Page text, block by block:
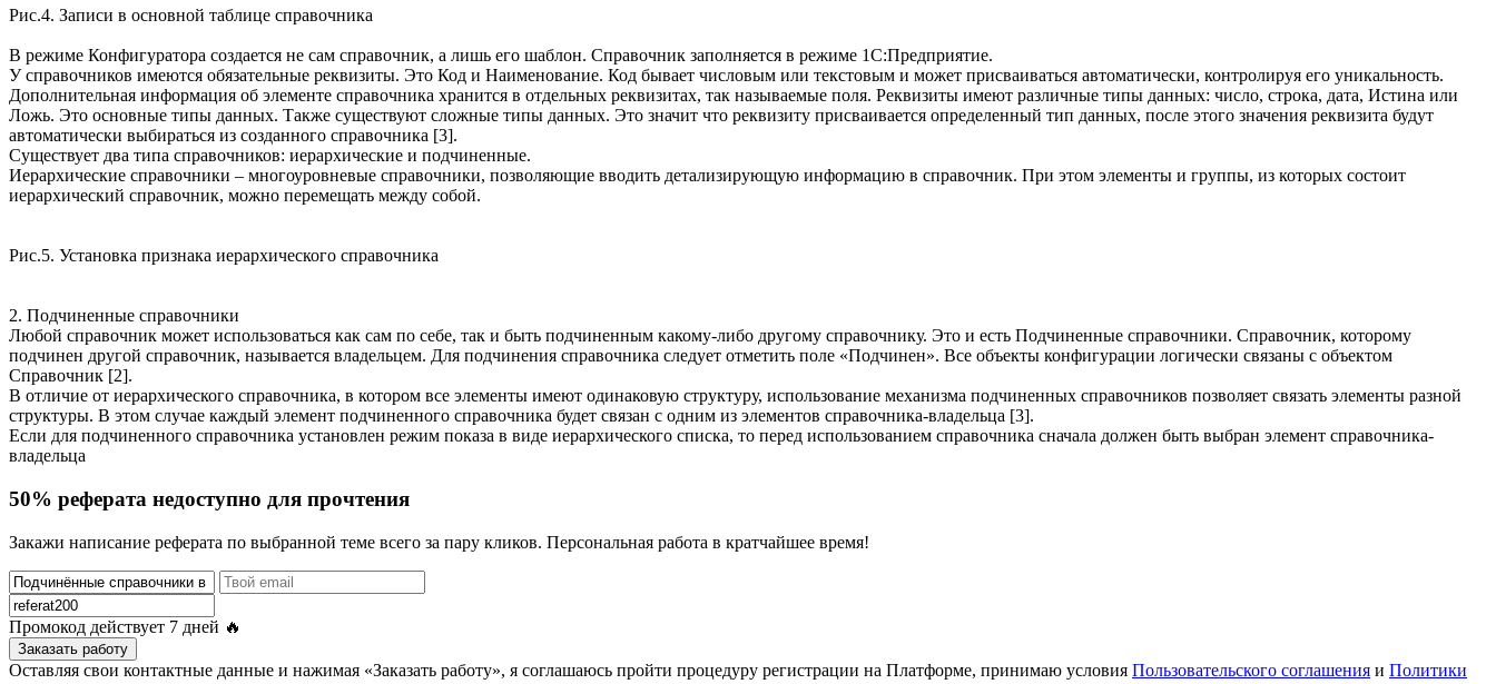
Рис.4. Записи в основной таблице справочника
В режиме Конфигуратора создается не сам справочник, а лишь его шаблон. Справочник заполняется в режиме 1С:Предприятие.
У справочников имеются обязательные реквизиты. Это Код и Наименование. Код бывает числовым или текстовым и может присваиваться автоматически, контролируя его уникальность.
Дополнительная информация об элементе справочника хранится в отдельных реквизитах, так называемые поля. Реквизиты имеют различные типы данных: число, строка, дата, Истина или
Ложь. Это основные типы данных. Также существуют сложные типы данных. Это значит что реквизиту присваивается определенный тип данных, после этого значения реквизита будут
автоматически выбираться из созданного справочника [3].
Существует два типа справочников: иерархические и подчиненные.
Иерархические справочники – многоуровневые справочники, позволяющие вводить детализирующую информацию в справочник. При этом элементы и группы, из которых состоит
иерархический справочник, можно перемещать между собой.
Рис.5. Установка признака иерархического справочника
2. Подчиненные справочники
Любой справочник может использоваться как сам по себе, так и быть подчиненным какому-либо другому справочнику. Это и есть Подчиненные справочники. Справочник, которому
подчинен другой справочник, называется владельцем. Для подчинения справочника следует отметить поле «Подчинен». Все объекты конфигурации логически связаны с объектом
Справочник [2].
В отличие от иерархического справочника, в котором все элементы имеют одинаковую структуру, использование механизма подчиненных справочников позволяет связать элементы разной
структуры. В этом случае каждый элемент подчиненного справочника будет связан с одним из элементов справочника-владельца [3].
Если для подчиненного справочника установлен режим показа в виде иерархического списка, то перед использованием справочника сначала должен быть выбран элемент справочника-
владельца
50% реферата недоступно для прочтения
Закажи написание реферата по выбранной теме всего за пару кликов. Персональная работа в кратчайшее время!
Промокод действует 7 дней 🔥
Заказать работу
Оставляя свои контактные данные и нажимая «Заказать работу», я соглашаюсь пройти процедуру регистрации на Платформе, принимаю условия Пользовательского соглашения и Политики